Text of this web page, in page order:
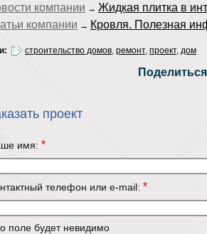
компании → Жидкая плитка в
компании → Кровля. Полезная
строительство домов, ремонт, проект, дом
проект
имя: *
телефон или e-mail: *
поле будет невидимо